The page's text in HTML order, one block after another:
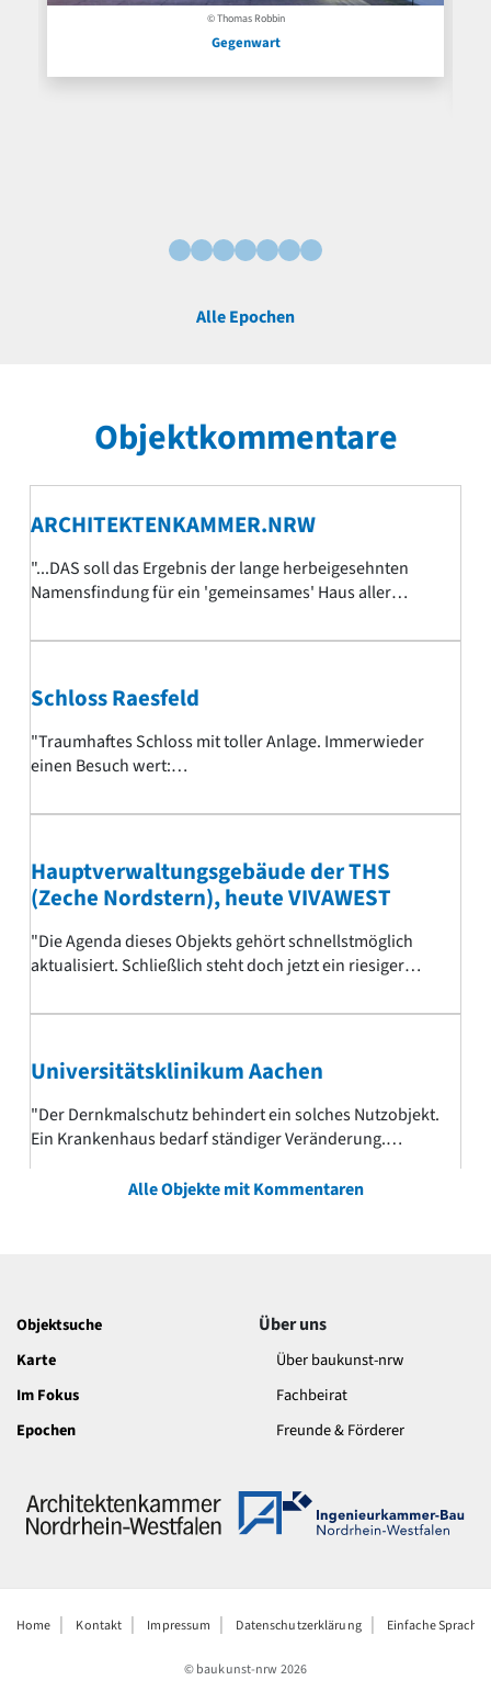
© Thomas Robbin
Gegenwart
Alle Epochen
Objektkommentare
ARCHITEKTENKAMMER.NRW
"...DAS soll das Ergebnis der lange herbeigesehnten
Namensfindung für ein 'gemeinsames' Haus aller
Innenarchitektur- und Stadtplanungsschaffenden
Einsendungen und einem hinter verschlossenen Türen
in einem vollkommen intransparenten und bis heute
nicht mal unter den Mietgliedern kommunizierten
Entscheidungsprozess (Ja sind wir denn hier bei der
komplett verfehlt - setzen, 6! Das scheint auch den
auf der Website der AKNW irgendeinen Hinweis auf den
Namen zu finden..."
Schloss Raesfeld
"Traumhaftes Schloss mit toller Anlage. Immerwieder
einen Besuch wert:
Hauptverwaltungsgebäude der THS
(Zeche Nordstern), heute VIVAWEST
"Die Agenda dieses Objekts gehört schnellstmöglich
aktualisiert. Schließlich steht doch jetzt ein riesiger
jeden Gelsenkirchener mit Stolz, Wut und Verzweiflung
Universitätsklinikum Aachen
"Der Dernkmalschutz behindert ein solches Nutzobjekt.
Ein Krankenhaus bedarf ständiger Veränderung.
zahlreiche Räume ohne Fenster bzw. mit Blick in
der Stadt Aachen wirklich keinen Gefallen getan. Der
Müllhaufen der Geschichte wartet."
Alle Objekte mit Kommentaren
Objektsuche
Karte
Im Fokus
Epochen
Über uns
Über baukunst-nrw
Fachbeirat
Freunde & Förderer
Home Kontakt Impressum Datenschutzerklärung Einfache Sprache
© baukunst-nrw2026